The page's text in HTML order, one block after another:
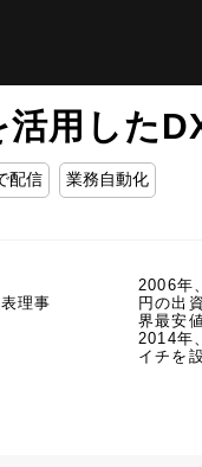
用した
配信 業務自動化
理事
2006年
円の出
界最安
2014年
イチを